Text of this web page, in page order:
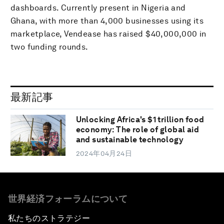
dashboards. Currently present in Nigeria and
Ghana, with more than 4,000 businesses using its
marketplace, Vendease has raised $40,000,000 in
two funding rounds.
最新記事
Unlocking Africa's $1 trillion food
economy: The role of global aid
and sustainable technology
2024年04月24日
世界経済フォーラムについて
私たちのストラテジー